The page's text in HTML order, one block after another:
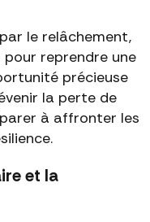
le relâchement,
reprendre une
précieuse
la perte de
à affronter les
et la